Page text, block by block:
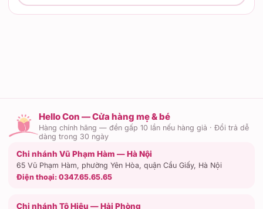
Hello Con — Cửa hàng mẹ & bé
Hàng chính hãng — đền gấp 10 lần nếu hàng giả · Đổi trả dễ
dàng trong 30 ngày
Chi nhánh Vũ Phạm Hàm — Hà Nội
65 Vũ Phạm Hàm, phường Yên Hòa, quận Cầu Giấy, Hà Nội
Điện thoại: 0347.65.65.65
Chi nhánh Tô Hiệu — Hải Phòng